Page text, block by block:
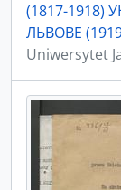
(1817-1918)
ЛЬBOBE
Uniwersytet